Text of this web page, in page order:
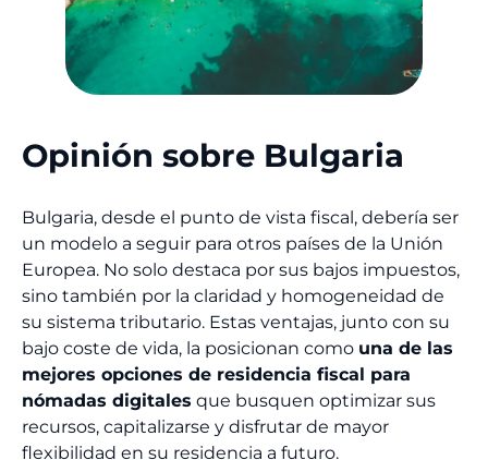
Opinión sobre Bulgaria
Bulgaria, desde el punto de vista fiscal, debería ser
un modelo a seguir para otros países de la Unión
Europea. No solo destaca por sus bajos impuestos,
sino también por la claridad y homogeneidad de
su sistema tributario. Estas ventajas, junto con su
bajo coste de vida, la posicionan como una de las
mejores opciones de residencia fiscal para
nómadas digitales que busquen optimizar sus
recursos, capitalizarse y disfrutar de mayor
flexibilidad en su residencia a futuro.